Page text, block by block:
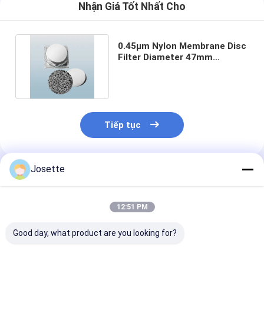
Nhận Giá Tốt Nhất Cho
0.45μm Nylon Membrane Disc
Filter Diameter 47mm
Tiếp tục
Sản Phẩm Khuyến Cáo
Josette
12:51 PM
Good day, what product are you looking for?